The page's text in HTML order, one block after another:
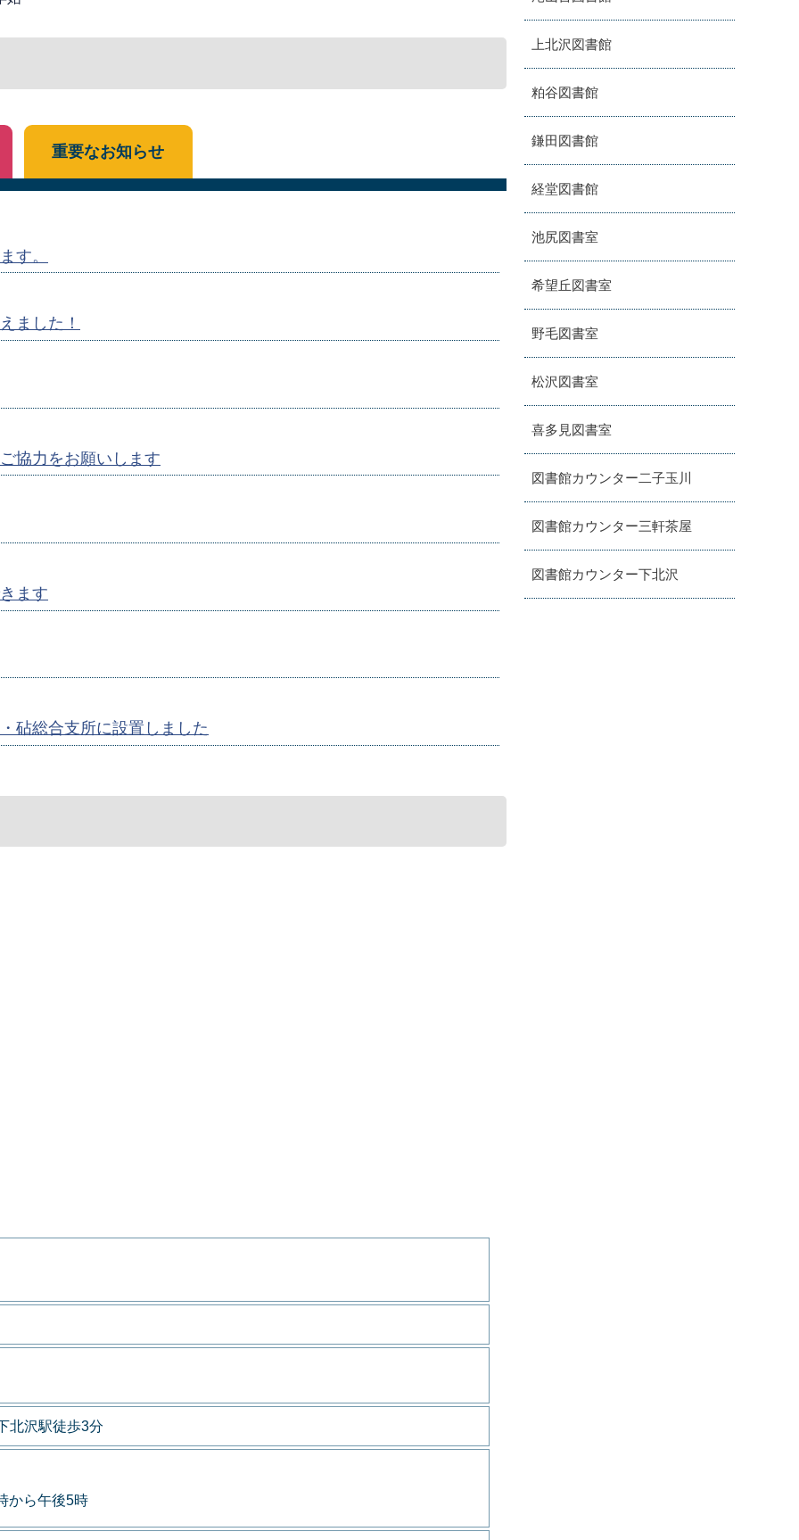
す。
ました！
協力をお願いします
ます
砧総合支所に設置しました
重要なお知らせ
北沢駅徒歩3分
から午後5時
上北沢図書館
粕谷図書館
鎌田図書館
経堂図書館
池尻図書室
希望丘図書室
野毛図書室
松沢図書室
喜多見図書室
図書館カウンター二子玉川
図書館カウンター三軒茶屋
図書館カウンター下北沢